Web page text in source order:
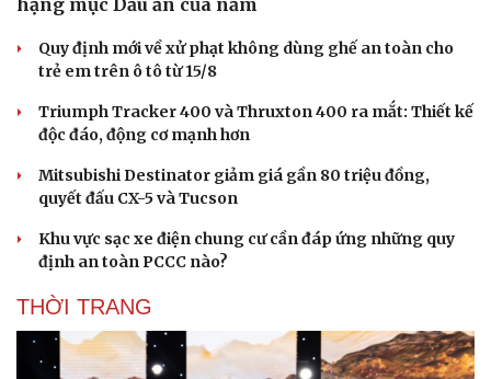
Quy định mới về xử phạt không dùng ghế an toàn cho
trẻ em trên ô tô từ 15/8
Triumph Tracker 400 và Thruxton 400 ra mắt: Thiết kế
độc đáo, động cơ mạnh hơn
Mitsubishi Destinator giảm giá gần 80 triệu đồng,
quyết đấu CX-5 và Tucson
Khu vực sạc xe điện chung cư cần đáp ứng những quy
định an toàn PCCC nào?
THỜI TRANG